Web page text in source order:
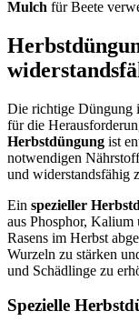
Mulch für Beete
Die richtige Düngung
für die
Herbstdüngung ist
notwendigen
und widerstandsfähig
Ein spezieller
aus Phosphor,
Rasens im Herbst
Wurzeln zu stärken
und Schädlinge zu
Spezielle